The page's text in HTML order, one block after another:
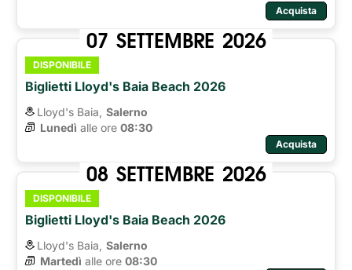
Acquista
07 SETTEMBRE 2026
DISPONIBILE
Biglietti Lloyd's Baia Beach 2026
Lloyd's Baia, Salerno
Lunedì alle ore 08:30
Acquista
08 SETTEMBRE 2026
DISPONIBILE
Biglietti Lloyd's Baia Beach 2026
Lloyd's Baia, Salerno
Martedì alle ore 08:30